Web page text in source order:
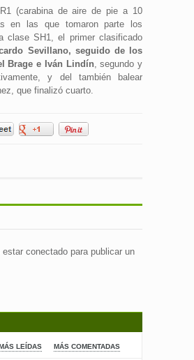
(carabina de aire de pie a 10
en las que tomaron parte los
clase SH1, el primer clasificado
Sevillano, seguido de los
Brage e Iván Lindín, segundo y
y del también balear
que finalizó cuarto.
estar conectado para publicar un
LEÍDAS MÁS COMENTADAS